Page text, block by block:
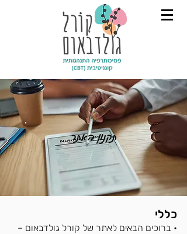
תקנון האתר
כללי
• ברוכים הבאים לאתר של קורל גולדבאום –